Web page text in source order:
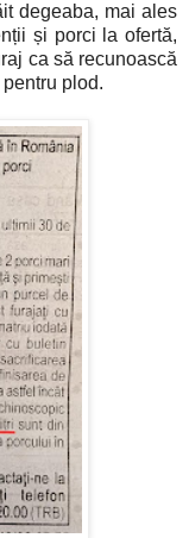
degeaba, mai ales
și porci la ofertă,
ca să recunoască
plod.